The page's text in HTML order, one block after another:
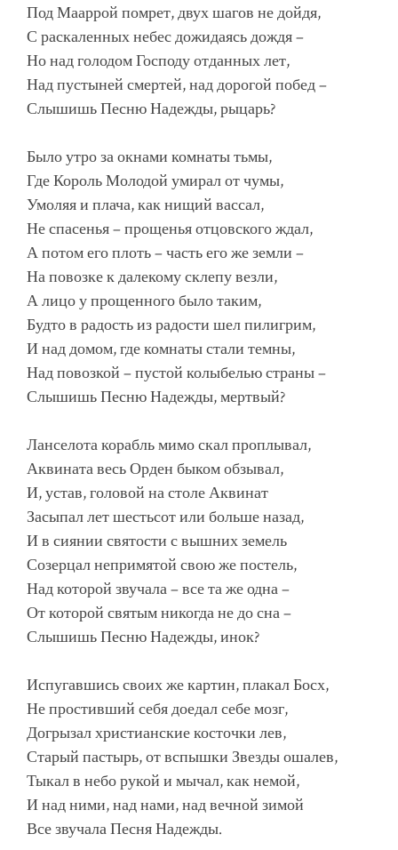
Под Мааррой помрет, двух шагов не дойдя,
С раскаленных небес дожидаясь дождя –
Но над голодом Господу отданных лет,
Над пустыней смертей, над дорогой побед –
Слышишь Песню Надежды, рыцарь?
Было утро за окнами комнаты тьмы,
Где Король Молодой умирал от чумы,
Умоляя и плача, как нищий вассал,
Не спасенья – прощенья отцовского ждал,
А потом его плоть – часть его же земли –
На повозке к далекому склепу везли,
А лицо у прощенного было таким,
Будто в радость из радости шел пилигрим,
И над домом, где комнаты стали темны,
Над повозкой – пустой колыбелью страны –
Слышишь Песню Надежды, мертвый?
Ланселота корабль мимо скал проплывал,
Аквината весь Орден быком обзывал,
И, устав, головой на столе Аквинат
Засыпал лет шестьсот или больше назад,
И в сиянии святости с вышних земель
Созерцал непримятой свою же постель,
Над которой звучала – все та же одна –
От которой святым никогда не до сна –
Слышишь Песню Надежды, инок?
Испугавшись своих же картин, плакал Босх,
Не простивший себя доедал себе мозг,
Догрызал христианские косточки лев,
Старый пастырь, от вспышки Звезды ошалев,
Тыкал в небо рукой и мычал, как немой,
И над ними, над нами, над вечной зимой
Все звучала Песня Надежды.